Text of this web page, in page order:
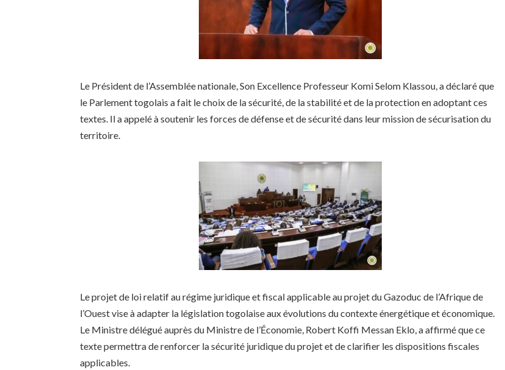
Le Président de l’Assemblée nationale, Son Excellence Professeur Komi Selom Klassou, a déclaré que
le Parlement togolais a fait le choix de la sécurité, de la stabilité et de la protection en adoptant ces
textes. Il a appelé à soutenir les forces de défense et de sécurité dans leur mission de sécurisation du
territoire.
Le projet de loi relatif au régime juridique et fiscal applicable au projet du Gazoduc de l’Afrique de
l’Ouest vise à adapter la législation togolaise aux évolutions du contexte énergétique et économique.
Le Ministre délégué auprès du Ministre de l’Économie, Robert Koffi Messan Eklo, a affirmé que ce
texte permettra de renforcer la sécurité juridique du projet et de clarifier les dispositions fiscales
applicables.